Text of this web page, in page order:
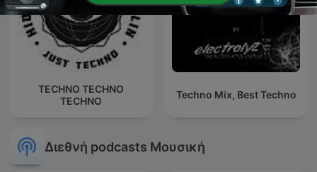
TECHNO TECHNO
TECHNO
Techno Mix, Best Techno
Διεθνή podcasts Μουσική